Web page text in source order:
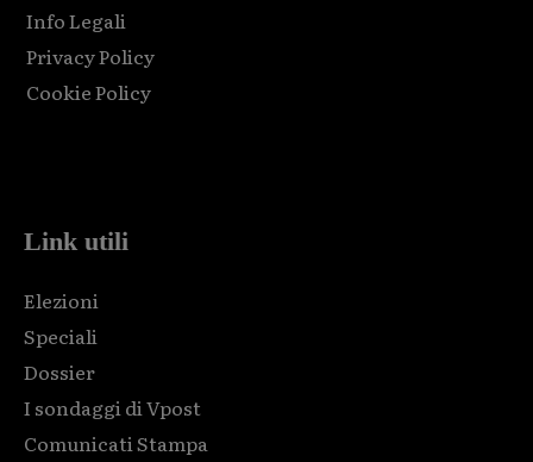
Info Legali
Privacy Policy
Cookie Policy
Link utili
Elezioni
Speciali
Dossier
I sondaggi di Vpost
Comunicati Stampa